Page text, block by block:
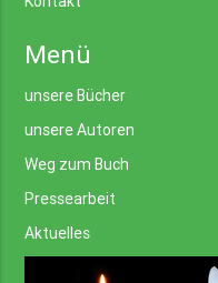
Menü
unsere Bücher
unsere Autoren
Weg zum Buch
Pressearbeit
Aktuelles